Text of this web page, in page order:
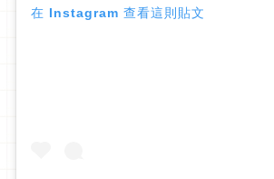
在 Instagram 查看這則貼文